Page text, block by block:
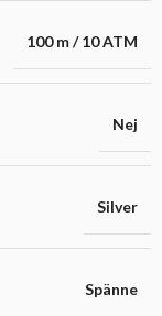
100 m / 10 ATM
Nej
Silver
Spänne